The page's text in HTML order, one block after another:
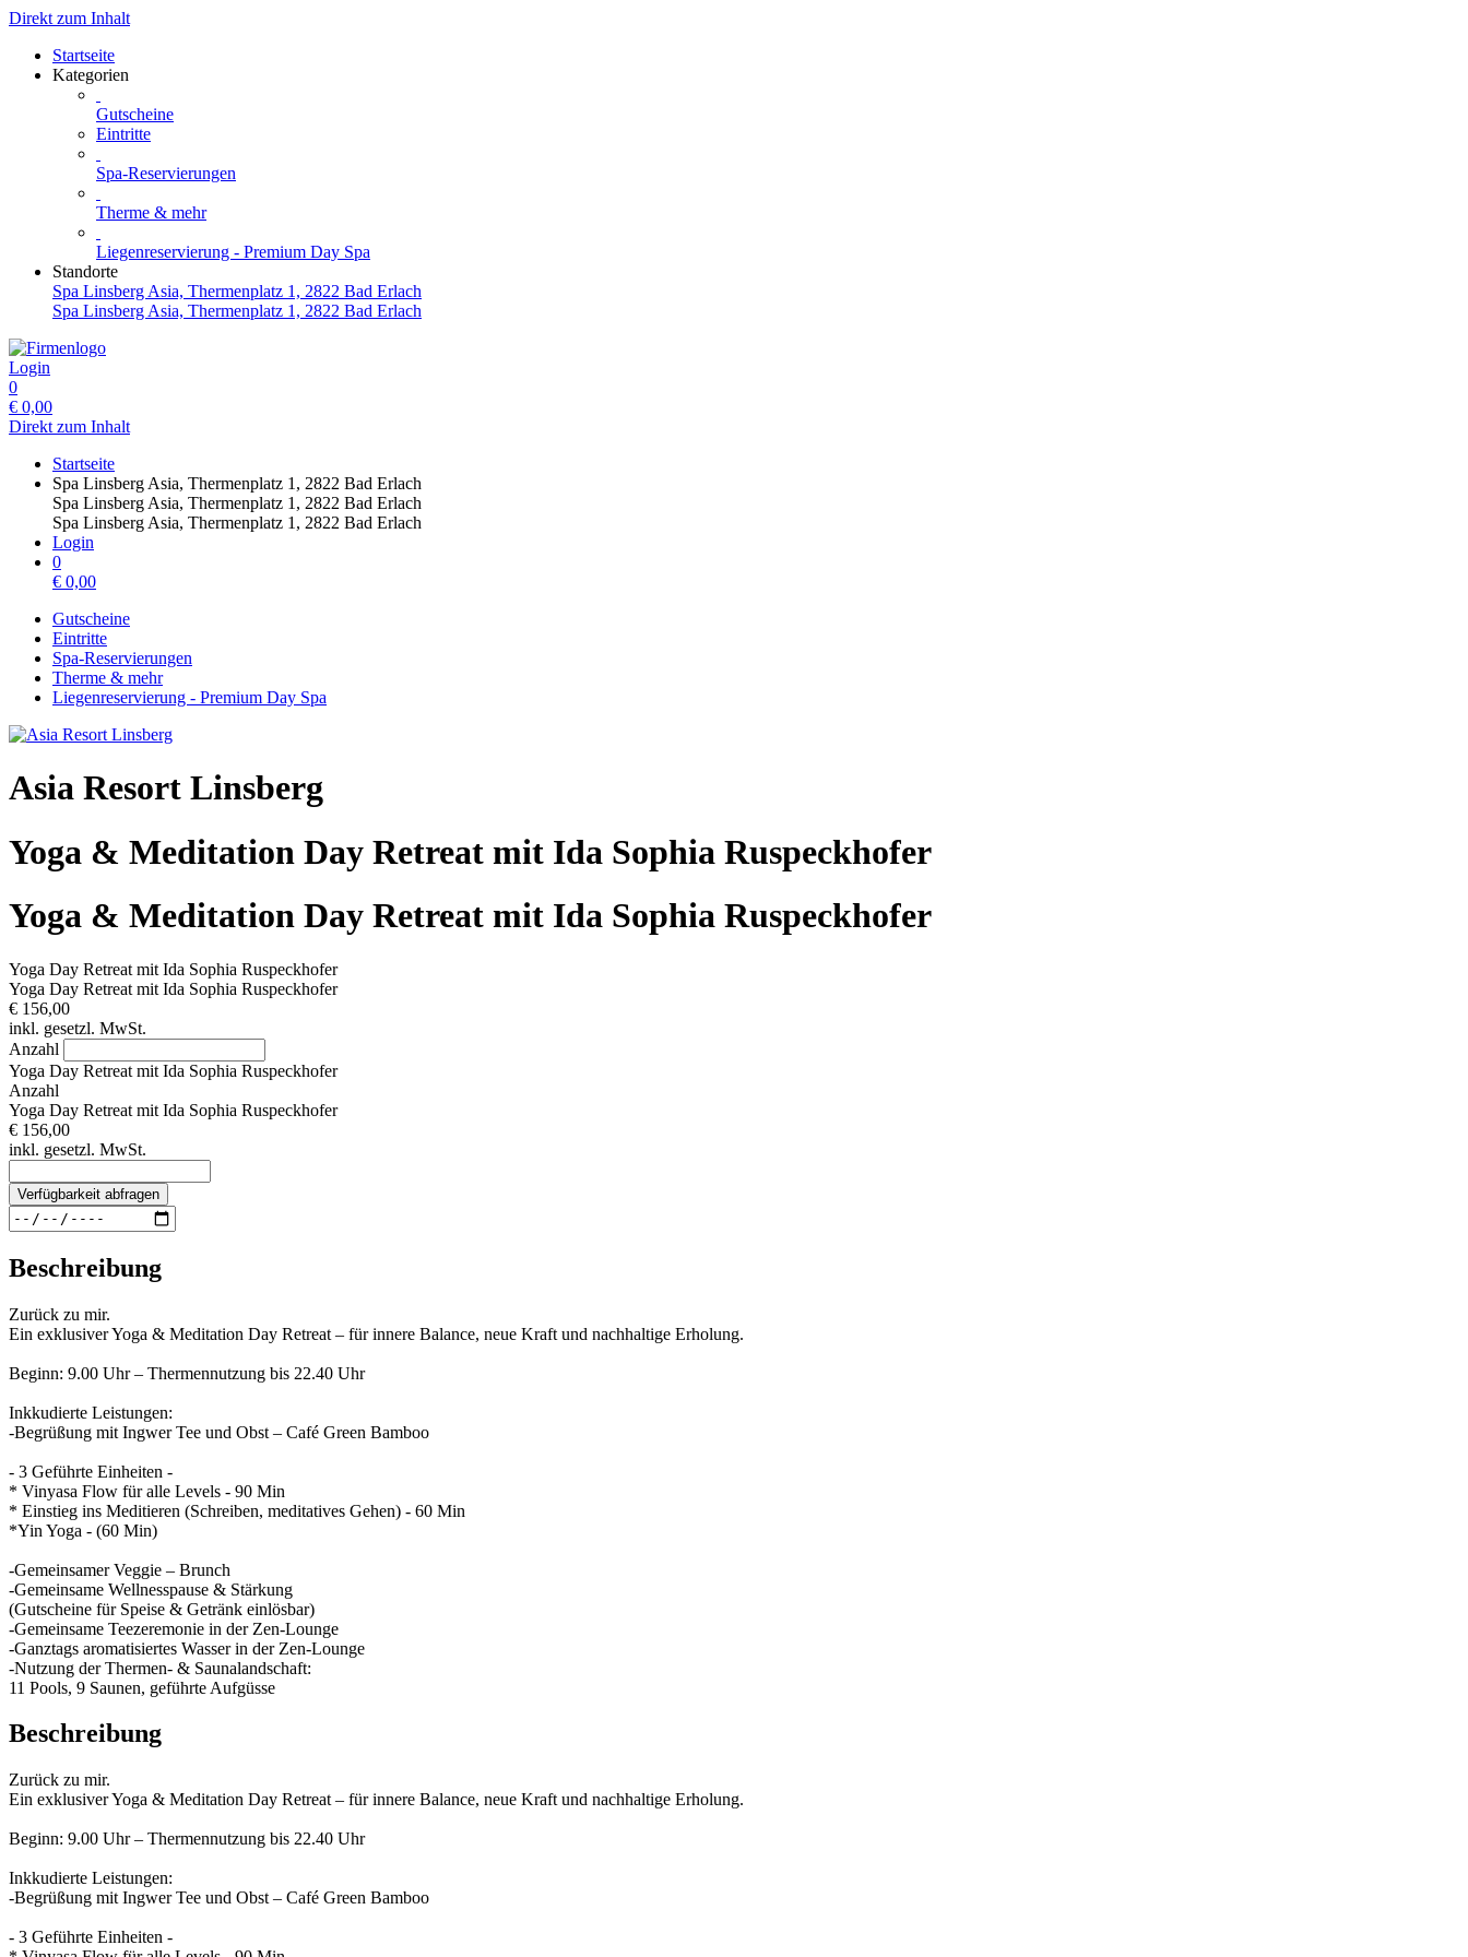
Direkt zum Inhalt
Startseite
Kategorien
Gutscheine
Eintritte
Spa-Reservierungen
Therme & mehr
Liegenreservierung - Premium Day Spa
Standorte
Spa Linsberg Asia, Thermenplatz 1, 2822 Bad Erlach
Spa Linsberg Asia, Thermenplatz 1, 2822 Bad Erlach
Login
0
€ 0,00
Direkt zum Inhalt
Startseite
Spa Linsberg Asia, Thermenplatz 1, 2822 Bad Erlach
Spa Linsberg Asia, Thermenplatz 1, 2822 Bad Erlach
Spa Linsberg Asia, Thermenplatz 1, 2822 Bad Erlach
Login
0
€ 0,00
Gutscheine
Eintritte
Spa-Reservierungen
Therme & mehr
Liegenreservierung - Premium Day Spa
Asia Resort Linsberg
Yoga & Meditation Day Retreat mit Ida Sophia Ruspeckhofer
Yoga & Meditation Day Retreat mit Ida Sophia Ruspeckhofer
Yoga Day Retreat mit Ida Sophia Ruspeckhofer
Yoga Day Retreat mit Ida Sophia Ruspeckhofer
€ 156,00
inkl. gesetzl. MwSt.
Anzahl
Yoga Day Retreat mit Ida Sophia Ruspeckhofer
Anzahl
Yoga Day Retreat mit Ida Sophia Ruspeckhofer
€ 156,00
inkl. gesetzl. MwSt.
Verfügbarkeit abfragen
Beschreibung
Zurück zu mir.
Ein exklusiver Yoga & Meditation Day Retreat – für innere Balance, neue Kraft und nachhaltige Erholung.
Beginn: 9.00 Uhr – Thermennutzung bis 22.40 Uhr
Inkkudierte Leistungen:
-Begrüßung mit Ingwer Tee und Obst – Café Green Bamboo
- 3 Geführte Einheiten -
* Vinyasa Flow für alle Levels - 90 Min
* Einstieg ins Meditieren (Schreiben, meditatives Gehen) - 60 Min
*Yin Yoga - (60 Min)
-Gemeinsamer Veggie – Brunch
-Gemeinsame Wellnesspause & Stärkung
(Gutscheine für Speise & Getränk einlösbar)
-Gemeinsame Teezeremonie in der Zen-Lounge
-Ganztags aromatisiertes Wasser in der Zen-Lounge
-Nutzung der Thermen- & Saunalandschaft:
11 Pools, 9 Saunen, geführte Aufgüsse
Beschreibung
Zurück zu mir.
Ein exklusiver Yoga & Meditation Day Retreat – für innere Balance, neue Kraft und nachhaltige Erholung.
Beginn: 9.00 Uhr – Thermennutzung bis 22.40 Uhr
Inkkudierte Leistungen:
-Begrüßung mit Ingwer Tee und Obst – Café Green Bamboo
- 3 Geführte Einheiten -